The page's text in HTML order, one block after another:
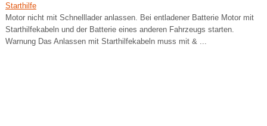
Starthilfe
Motor nicht mit Schnelllader anlassen. Bei entladener Batterie Motor mit
Starthilfekabeln und der Batterie eines anderen Fahrzeugs starten.
Warnung Das Anlassen mit Starthilfekabeln muss mit & ...